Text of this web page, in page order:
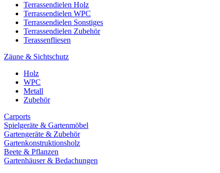
Terrassendielen Holz
Terrassendielen WPC
Terrassendielen Sonstiges
Terrassendielen Zubehör
Terassenfliesen
Zäune & Sichtschutz
Holz
WPC
Metall
Zubehör
Carports
Spielgeräte & Gartenmöbel
Gartengeräte & Zubehör
Gartenkonstruktionsholz
Beete & Pflanzen
Gartenhäuser & Bedachungen